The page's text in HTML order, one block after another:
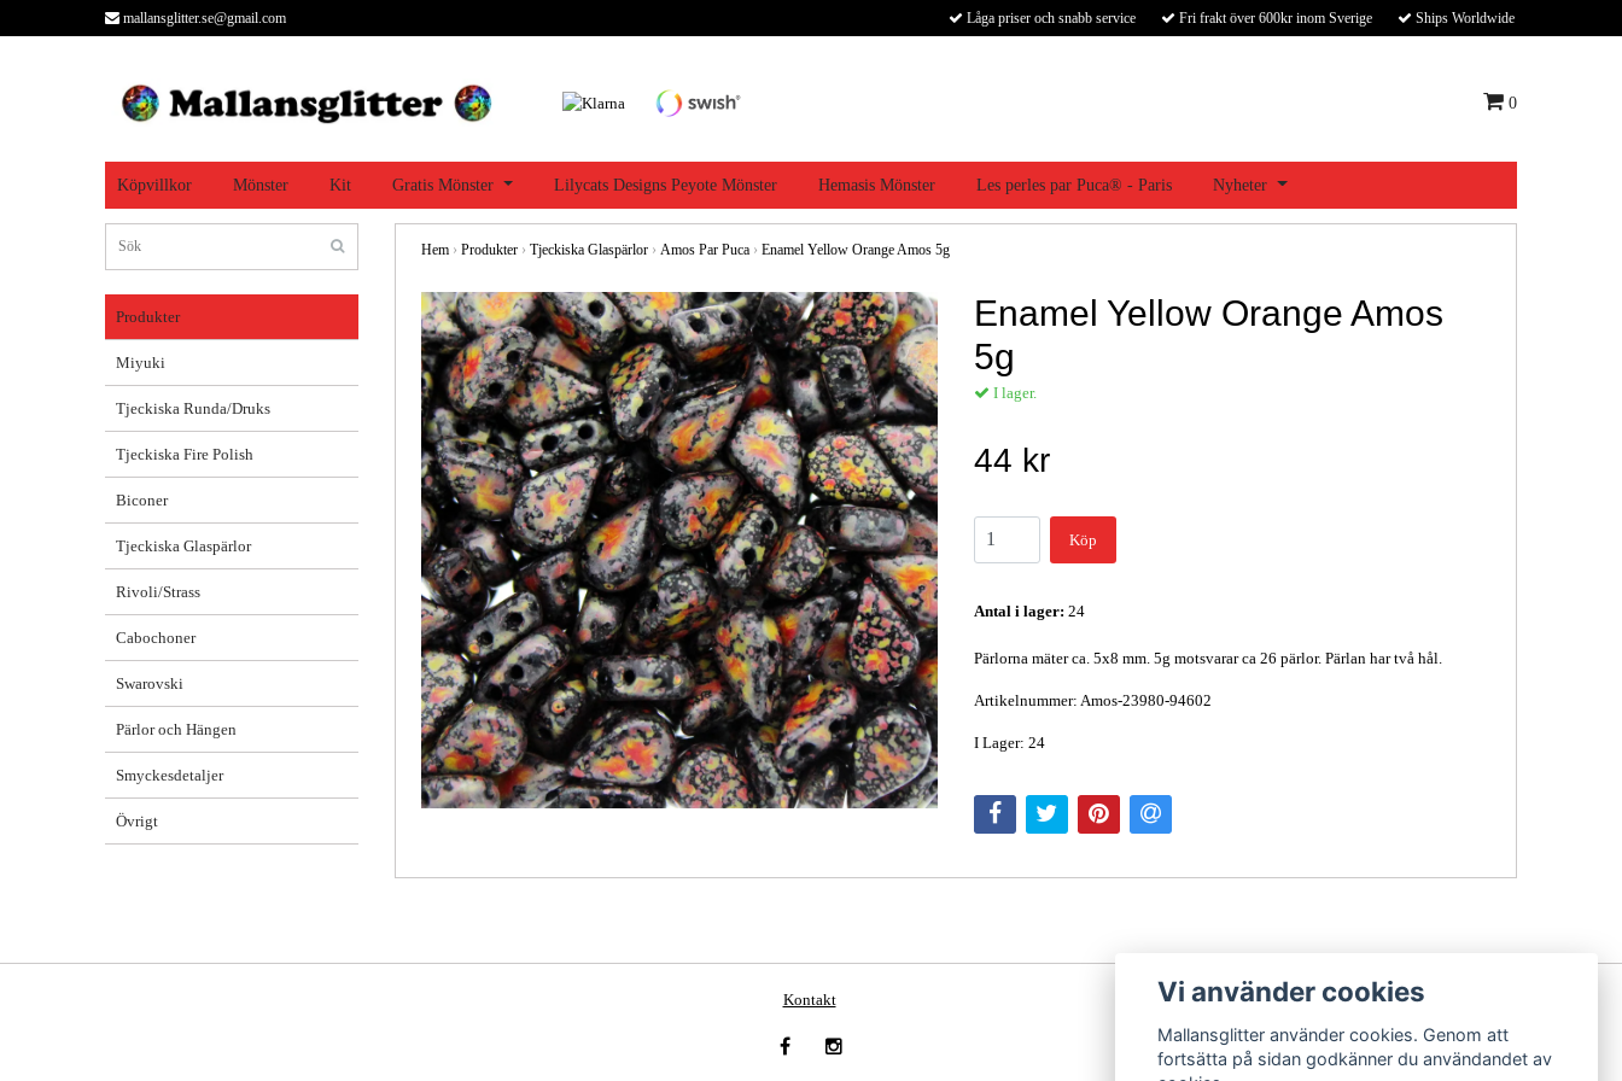
mallansglitter.se@gmail.com Låga priser och snabb service Fri frakt över 600kr inom Sverige Ships Worldwide
0
Köpvillkor Mönster Kit Gratis Mönster Lilycats Designs Peyote Mönster Hemasis Mönster Les perles par Puca® - Paris Nyheter
Produkter
Miyuki
Tjeckiska Runda/Druks
Tjeckiska Fire Polish
Biconer
Tjeckiska Glaspärlor
Rivoli/Strass
Cabochoner
Swarovski
Pärlor och Hängen
Smyckesdetaljer
Övrigt
Hem › Produkter › Tjeckiska Glaspärlor › Amos Par Puca › Enamel Yellow Orange Amos 5g
Enamel Yellow Orange Amos
5g
I lager.
44 kr
Köp
Antal i lager: 24
Pärlorna mäter ca. 5x8 mm. 5g motsvarar ca 26 pärlor. Pärlan har två hål.
Artikelnummer: Amos-23980-94602
I Lager: 24
Kontakt Vi använder cookies
Mallansglitter använder cookies. Genom att
fortsätta på sidan godkänner du användandet av